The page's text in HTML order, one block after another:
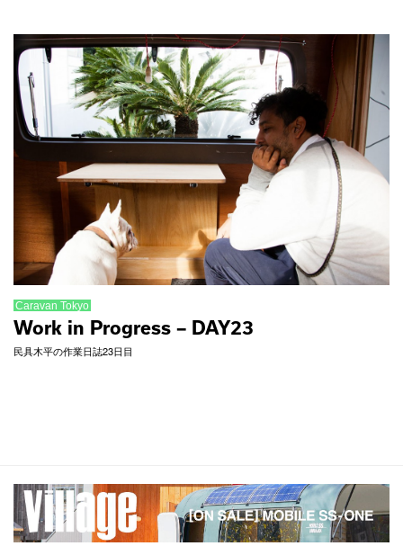
Caravan Tokyo
Work in Progress – DAY23
民具木平の作業日誌23日目